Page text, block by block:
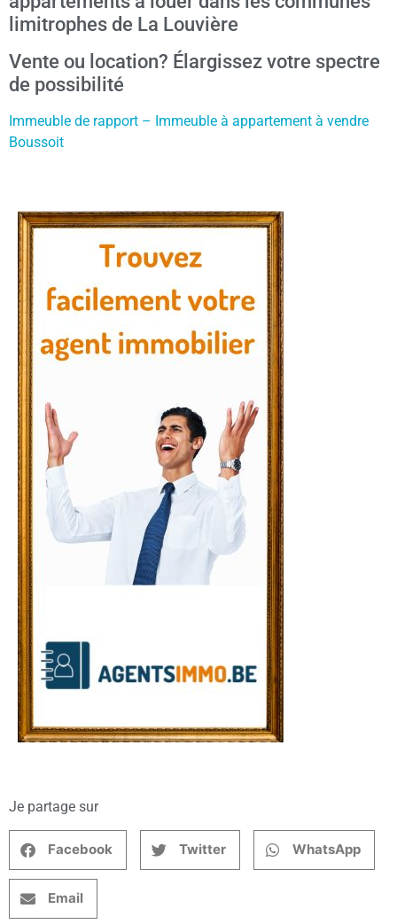
limitrophes de La Louvière
Vente ou location? Élargissez votre spectre
de possibilité
Immeuble de rapport – Immeuble à appartement à vendre
Boussoit
Je partage sur
Facebook Twitter WhatsApp
Email